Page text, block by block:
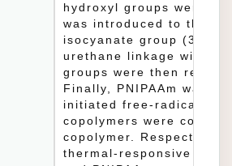
hydroxyl groups were
was introduced to the
isocyanate group (3-
urethane linkage with
groups were then
Finally, PNIPAAm was
initiated free-radical
copolymers were
copolymer.
thermal-responsive